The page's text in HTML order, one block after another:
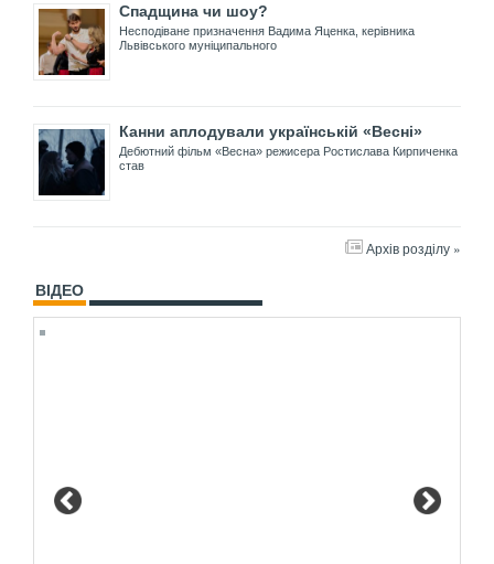
Спадщина чи шоу?
Несподіване призначення Вадима Яценка, керівника
Львівського муніципального
Канни аплодували українській «Весні»
Дебютний фільм «Весна» режисера Ростислава Кирпиченка
став
Архів розділу »
ВІДЕО